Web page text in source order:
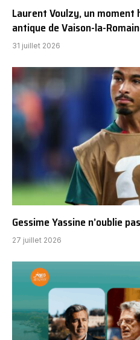
Laurent Voulzy, un
antique de Vaison-la-
31 juillet 2026
Gessime Yassine n’oublie
27 juillet 2026